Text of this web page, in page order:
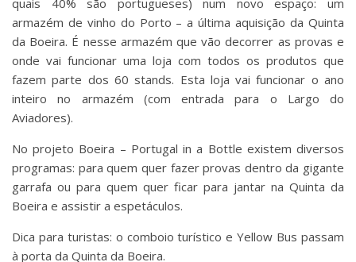
armazém de vinho do Porto – a última aquisição da Quinta
da Boeira. É nesse armazém que vão decorrer as provas e
onde vai funcionar uma loja com todos os produtos que
fazem parte dos 60 stands. Esta loja vai funcionar o ano
inteiro no armazém (com entrada para o Largo do
Aviadores).
No projeto Boeira – Portugal in a Bottle existem diversos
programas: para quem quer fazer provas dentro da gigante
garrafa ou para quem quer ficar para jantar na Quinta da
Boeira e assistir a espetáculos.
Dica para turistas: o comboio turístico e Yellow Bus passam
à porta da Quinta da Boeira.